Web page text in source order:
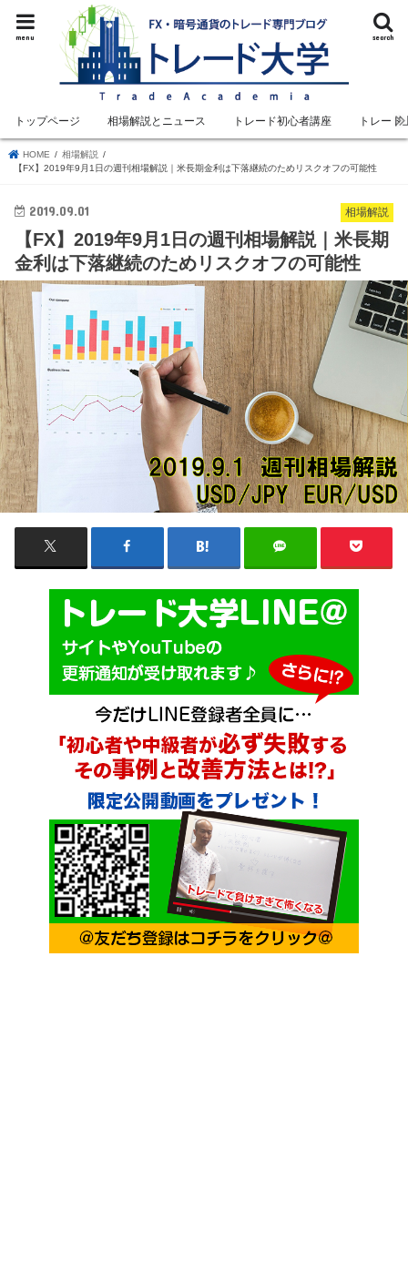
search
menu
トップページ 相場解説とニュース トレード初心者講座 トレード
HOME
相場解説
【FX】2019年9月1日の週刊相場解説｜米長期金利は下落継続のためリスクオフの可能性
相場解説
2019.09.01
【FX】2019年9月1日の週刊相場解説｜米長期
金利は下落継続のためリスクオフの可能性